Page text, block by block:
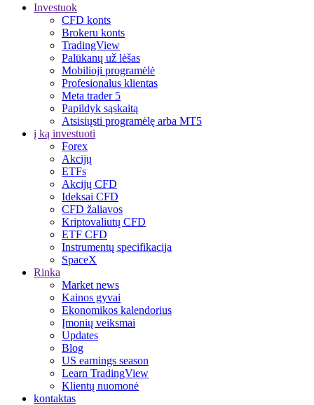
Investuok
CFD konts
Brokeru konts
TradingView
Palūkanų už lėšas
Mobilioji programėlė
Profesionalus klientas
Meta trader 5
Papildyk sąskaitą
Atsisiųsti programėlę arba MT5
į ką investuoti
Forex
Akcijų
ETFs
Akcijų CFD
Ideksai CFD
CFD žaliavos
Kriptovaliutų CFD
ETF CFD
Instrumentų specifikacija
SpaceX
Rinka
Market news
Kainos gyvai
Ekonomikos kalendorius
Įmonių veiksmai
Updates
Blog
US earnings season
Learn TradingView
Klientų nuomonė
kontaktas